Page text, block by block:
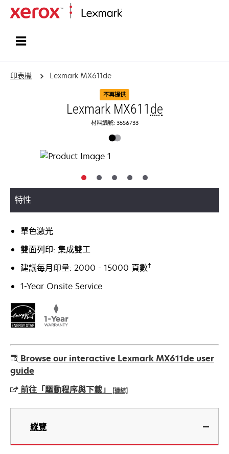
印表機 Lexmark MX611de
不再提供
Lexmark MX611 de
材料編號: 35S6733
特性
單色激光
雙面列印: 集成雙工
建議每月印量: 2000 - 15000 頁數†
1-Year Onsite Service
Browse our interactive Lexmark MX611de user
guide
前往「驅動程序與下載」
[連結]
opens
new
縱覽